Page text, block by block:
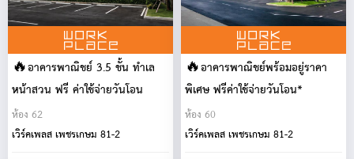
🔥อาคารพาณิชย์ 3.5 ชั้น ทำเล
หน้าสวน ฟรี ค่าใช้จ่ายวันโอน
ห้อง 62
เวิร์คเพลส เพชรเกษม 81-2
🔥อาคารพาณิชย์พร้อมอยู่ราคา
พิเศษ ฟรีค่าใช้จ่ายวันโอน*
ห้อง 60
เวิร์คเพลส เพชรเกษม 81-2